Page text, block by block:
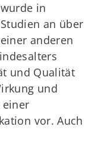
in
an über
anderen
und Qualität
und
einer
vor. Auch